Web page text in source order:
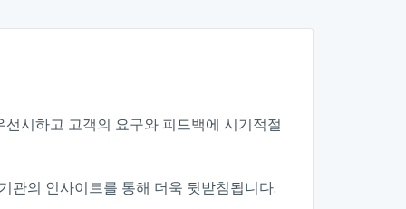
시하고 고객의 요구와 피드백에 시기적절
관의 인사이트를 통해 더욱 뒷받침됩니다.